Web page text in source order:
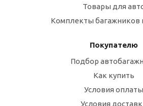
Товары для
Комплекты багажников
Покупателю
Подбор
Как купить
Условия оплаты
Условия